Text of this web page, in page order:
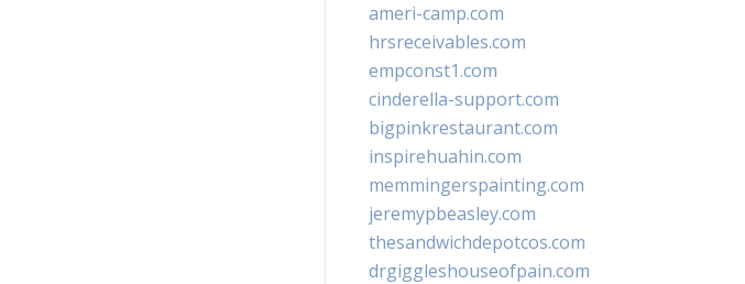
ameri-camp.com
hrsreceivables.com
empconst1.com
cinderella-support.com
bigpinkrestaurant.com
inspirehuahin.com
memmingerspainting.com
jeremypbeasley.com
thesandwichdepotcos.com
drgiggleshouseofpain.com